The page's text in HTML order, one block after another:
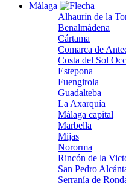
Málaga
Alhaurín de la
Benalmádena
Cártama
Comarca de
Costa del Sol
Estepona
Fuengirola
Guadalteba
La Axarquía
Málaga capital
Marbella
Mijas
Nororma
Rincón de la
San Pedro
Serranía de